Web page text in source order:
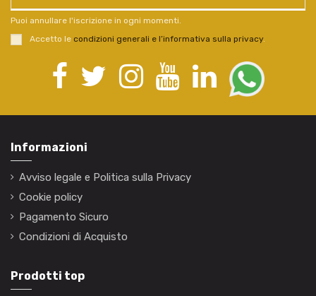
Puoi annullare l'iscrizione in ogni momenti.
Accetto le condizioni generali e l’informativa sulla privacy.
Informazioni
Avviso legale e Politica sulla Privacy
Cookie policy
Pagamento Sicuro
Condizioni di Acquisto
Prodotti top